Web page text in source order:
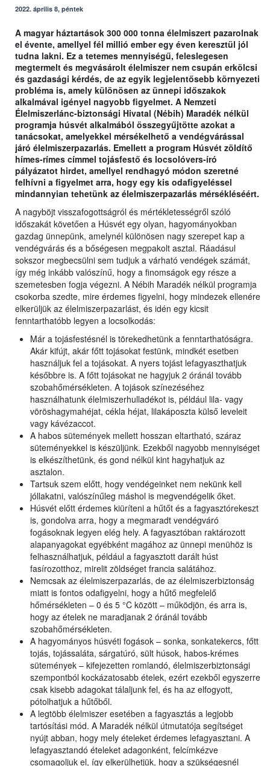
2022. április 8, péntek
A magyar háztartások 300 000 tonna élelmiszert pazarolnak
el évente, amellyel fél millió ember egy éven keresztül jól
tudna lakni. Ez a tetemes mennyiségű, feleslegesen
megtermelt és megvásárolt élelmiszer nem csupán erkölcsi
és gazdasági kérdés, de az egyik legjelentősebb környezeti
probléma is, amely különösen az ünnepi időszakok
alkalmával igényel nagyobb figyelmet. A Nemzeti
Élelmiszerlánc-biztonsági Hivatal (Nébih) Maradék nélkül
programja húsvét alkalmából összegyűjtötte azokat a
tanácsokat, amelyekkel mérsékelhető a vendégvárással
járó élelmiszerpazarlás. Emellett a program Húsvét zöldítő
hímes-rímes címmel tojásfestő és locsolóvers-író
pályázatot hirdet, amellyel rendhagyó módon szeretné
felhívni a figyelmet arra, hogy egy kis odafigyeléssel
mindannyian tehetünk az élelmiszerpazarlás mérsékléséért.
A nagyböjt visszafogottságról és mértékletességről szóló
időszakát követően a Húsvét egy olyan, hagyományokban
gazdag ünnepünk, amelynél különösen nagy szerepet kap a
vendégvárás és a bőségesen megpakolt asztal. Ráadásul
sokszor megbecsülni sem tudjuk a várható vendégek számát,
így még inkább valószínű, hogy a finomságok egy része a
szemetesben fogja végezni. A Nébih Maradék nélkül programja
csokorba szedte, mire érdemes figyelni, hogy mindezek ellenére
elkerüljük az élelmiszerpazarlást, és idén egy kicsit
fenntarthatóbb legyen a locsolkodás:
Már a tojásfestésnél is törekedhetünk a fenntarthatóságra.
Akár kifújt, akár főtt tojásokat festünk, mindkét esetben
használjuk fel a tojásokat. A nyers tojást lefagyaszthatjuk
későbbre is. A főtt tojásokat ne hagyjuk 2 óránál tovább
szobahőmérsékleten. A tojások színezéséhez
használhatunk élelmiszerhulladékot is, például lila- vagy
vöröshagymahéjat, cékla héjat, lilakáposzta külső leveleit
vagy kávézaccot.
A habos sütemények mellett hosszan eltartható, száraz
süteményekkel is készüljünk. Ezekből nagyobb mennyiséget
is elkészíthetünk, és gond nélkül kint hagyhatjuk az
asztalon.
Tartsuk szem előtt, hogy vendégeinket nem nekünk kell
jóllakatni, valószínűleg máshol is megvendégelik őket.
Húsvét előtt érdemes kiüríteni a hűtőt és a fagyasztórekeszt
is, gondolva arra, hogy a megmaradt vendégváró
fogásoknak legyen elég hely. A fagyasztóban raktározott
alapanyagokat egyébként magához az ünnepi menühöz is
felhasználhatjuk, például a fagyasztott darált húst
fasírozotthoz, mirelit zöldséget francia salátához.
Nemcsak az élelmiszerpazarlás, de az élelmiszerbiztonság
miatt is fontos odafigyelni, hogy a hűtő megfelelő
hőmérsékleten – 0 és 5 °C között – működjön, és arra is,
hogy az ételek ne maradjanak 2 óránál tovább
szobahőmérsékleten.
A hagyományos húsvéti fogások – sonka, sonkatekercs, főtt
tojás, tojássaláta, sárgatúró, sült húsok, habos-krémes
sütemények – kifejezetten romlandó, élelmiszerbiztonsági
szempontból kockázatosabb ételek, ezért ezekből egyszerre
csak kisebb adagokat tálaljunk fel, és ha az elfogyott,
pótolhatjuk a hűtőből.
A legtöbb élelmiszer esetében a fagyasztás a legjobb
tartósítási mód. A Maradék nélkül útmutatója segítséget
nyújt abban, hogy mely ételeket érdemes lefagyasztani. A
lefagyasztandó ételeket adagonként, felcímkézve
csomagoljuk el, így elkerülhetjük, hogy a szükségesnél